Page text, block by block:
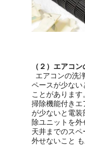
（２）エアコ
エアコンの洗
ペースが少ない
ことがありま
掃除機能付きエ
が少ないと電
除ユニットを外
天井までのス
外せないこと も